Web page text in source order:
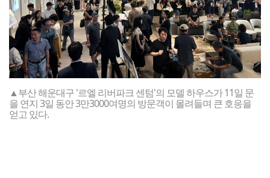
▲부산 해운대구 '르엘 리버파크 센텀'의 모델 하우스가 11일 문
을 연지 3일 동안 3만3000여명의 방문객이 몰려들며 큰 호응을
얻고 있다.